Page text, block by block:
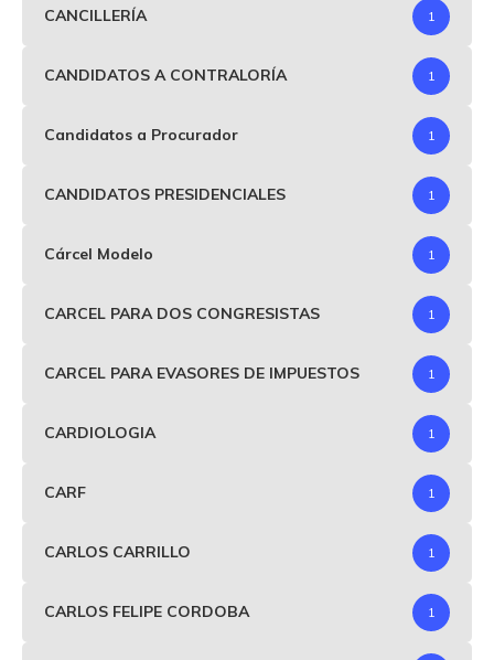
CANCILLERÍA 1
CANDIDATOS A CONTRALORÍA 1
Candidatos a Procurador 1
CANDIDATOS PRESIDENCIALES 1
Cárcel Modelo 1
CARCEL PARA DOS CONGRESISTAS 1
CARCEL PARA EVASORES DE IMPUESTOS 1
CARDIOLOGIA 1
CARF 1
CARLOS CARRILLO 1
CARLOS FELIPE CORDOBA 1